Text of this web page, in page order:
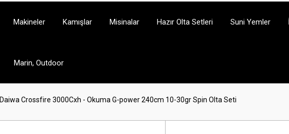
Makineler Kamışlar Misinalar Hazır Olta Setleri Suni Yemler
Marin, Outdoor
Daiwa Crossfire 3000Cxh - Okuma G-power 240cm 10-30gr Spin Olta Seti